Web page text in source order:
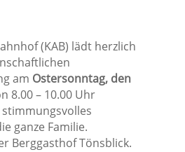
(KAB) lädt herzlich
am Ostersonntag, den
8.00 – 10.00 Uhr
ganze Familie.
Berggasthof Tönsblick.